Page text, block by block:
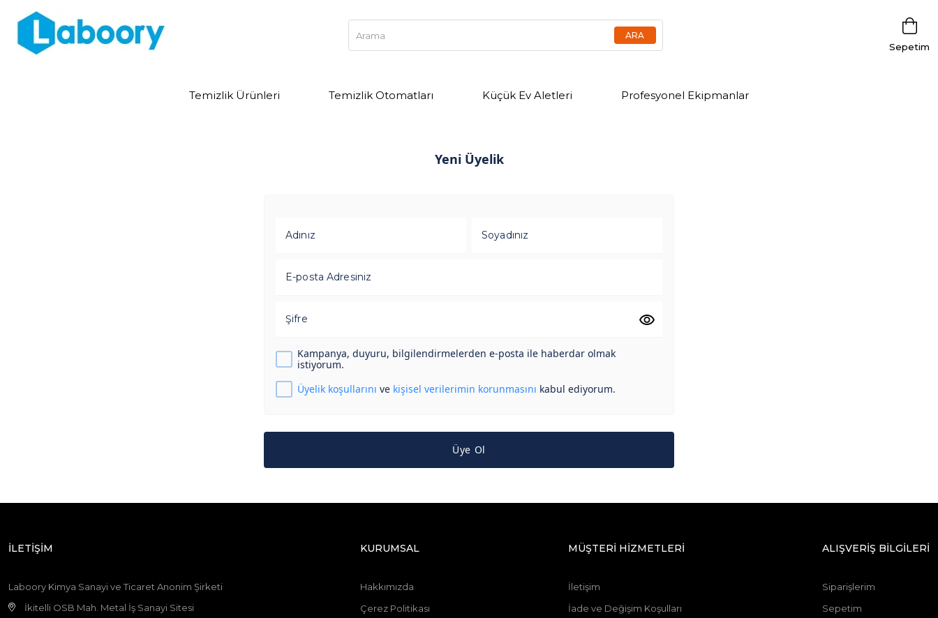
Sepetim
Temizlik Ürünleri Temizlik Otomatları Küçük Ev Aletleri Profesyonel Ekipmanlar
Yeni Üyelik
Adınız Soyadınız
E-posta Adresiniz
Şifre
Kampanya, duyuru, bilgilendirmelerden e-posta ile haberdar olmak
istiyorum.
Üyelik koşullarını ve kişisel verilerimin korunmasını kabul ediyorum.
Üye Ol
İLETİŞİM
Laboory Kimya Sanayi ve Ticaret Anonim Şirketi
İkitelli OSB Mah. Metal İş Sanayi Sitesi
KURUMSAL
Hakkımızda
Çerez Politikası
MÜŞTERİ HİZMETLERİ
İletişim
İade ve Değişim Koşulları
ALIŞVERİŞ BİLGİLERİ
Siparişlerim
Sepetim